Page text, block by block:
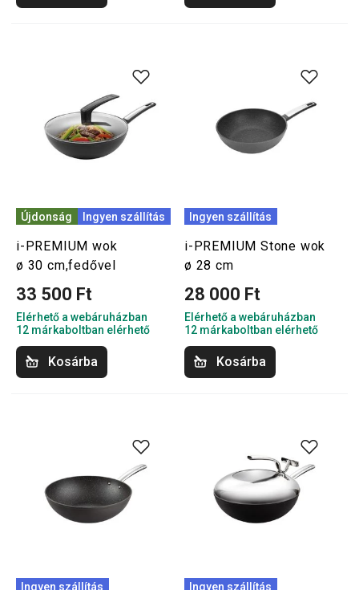
Újdonság Ingyen szállítás
i-PREMIUM wok
ø 30 cm,fedővel
33 500 Ft
Elérhető a webáruházban
12 márkaboltban elérhető
Kosárba
Ingyen szállítás
i-PREMIUM Stone wok
ø 28 cm
28 000 Ft
Elérhető a webáruházban
12 márkaboltban elérhető
Kosárba
Ingyen szállítás Ingyen szállítás